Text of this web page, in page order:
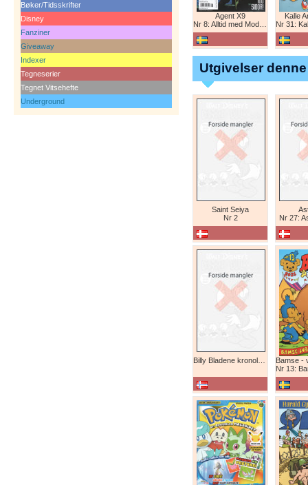
Bøker/Tidsskrifter
Disney
Fanziner
Giveaway
Indexer
Tegneserier
Tegnet Vitsehefte
Underground
Agent X9
Nr 8: Alltid med Modesty Blaise
Kalle
Nr 31:
Utgivelser
Saint Seiya
Nr 2
Nr 27:
Nr 13: Bamse-